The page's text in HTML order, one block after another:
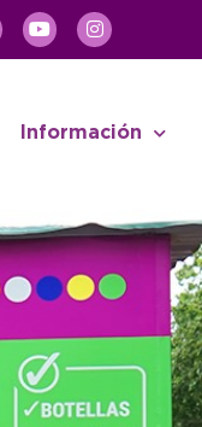
Información